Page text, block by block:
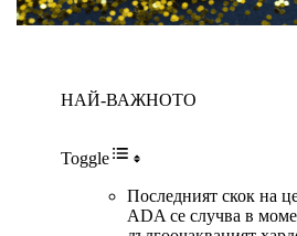
НАЙ-ВАЖНОТО
Toggle
Последният скок на
ADA се случва в